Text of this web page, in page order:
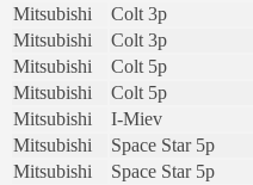
Mitsubishi
Colt 3p
Mitsubishi
Colt 3p
Mitsubishi
Colt 5p
Mitsubishi
Colt 5p
Mitsubishi
I-Miev
Mitsubishi
Space Star 5p
Mitsubishi
Space Star 5p